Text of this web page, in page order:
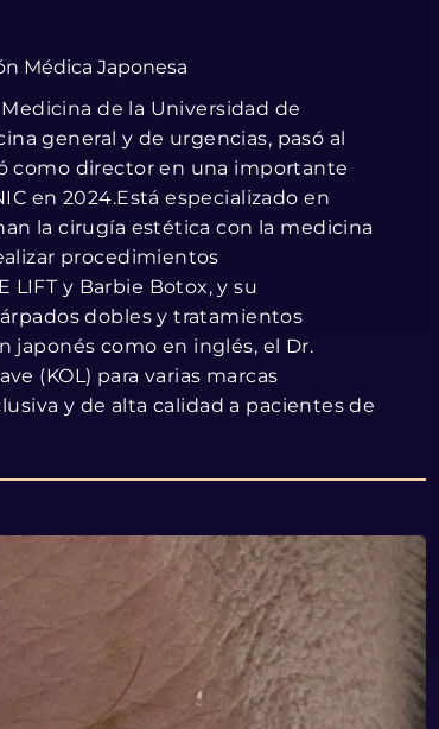
Médica Japonesa
de la Universidad de
general y de urgencias, pasó al
como director en una importante
en 2024.Está especializado en
la cirugía estética con la medicina
procedimientos
LIFT y Barbie Botox, y su
dobles y tratamientos
japonés como en inglés, el Dr.
(KOL) para varias marcas
y de alta calidad a pacientes de